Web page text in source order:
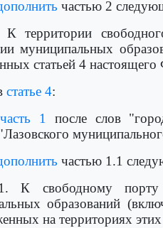
частью 2
территории
муниципальных
статьей 4
статье 4:
часть 1
после слов
частью 1.1
К свободному порту
образований
на территориях